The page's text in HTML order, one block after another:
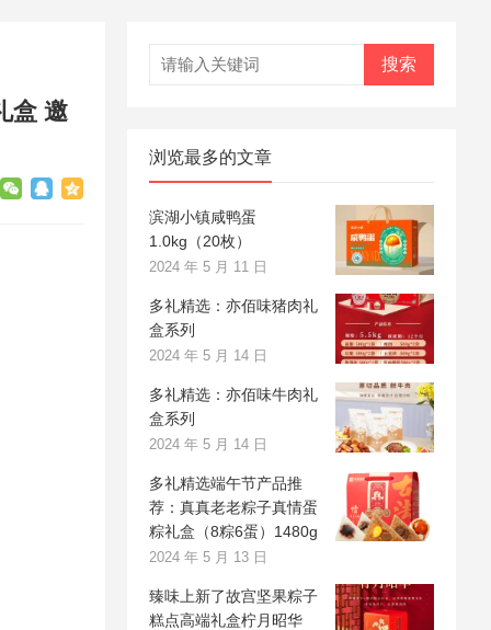
盒 邀
搜索
浏览最多的文章
滨湖小镇咸鸭蛋
1.0kg（20枚）
2024 年 5 月 11 日
多礼精选：亦佰味猪肉礼
盒系列
2024 年 5 月 14 日
多礼精选：亦佰味牛肉礼
盒系列
2024 年 5 月 14 日
多礼精选端午节产品推
荐：真真老老粽子真情蛋
粽礼盒（8粽6蛋）1480g
2024 年 5 月 13 日
臻味上新了故宫坚果粽子
糕点高端礼盒柠月昭华